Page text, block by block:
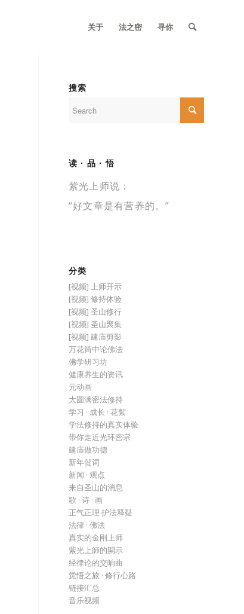
关于 法之密 寻你
搜索
读 · 品 · 悟
紫光上师说：
“好文章是有营养的。”
分类
[视频] 上师开示
[视频] 修持体验
[视频] 圣山修行
[视频] 圣山聚集
[视频] 建庙剪影
万花筒中论佛法
佛学研习坊
健康养生的资讯
元动画
大圆满密法修持
学习 · 成长 · 花絮
学法修持的真实体验
带你走近光环密宗
建庙做功德
新年贺词
新闻 · 观点
来自圣山的消息
歌 · 诗 · 画
正气正理 护法释疑
法律 · 佛法
真实的金刚上师
紫光上師的開示
经律论的交响曲
觉悟之旅 · 修行心路
链接汇总
音乐视频